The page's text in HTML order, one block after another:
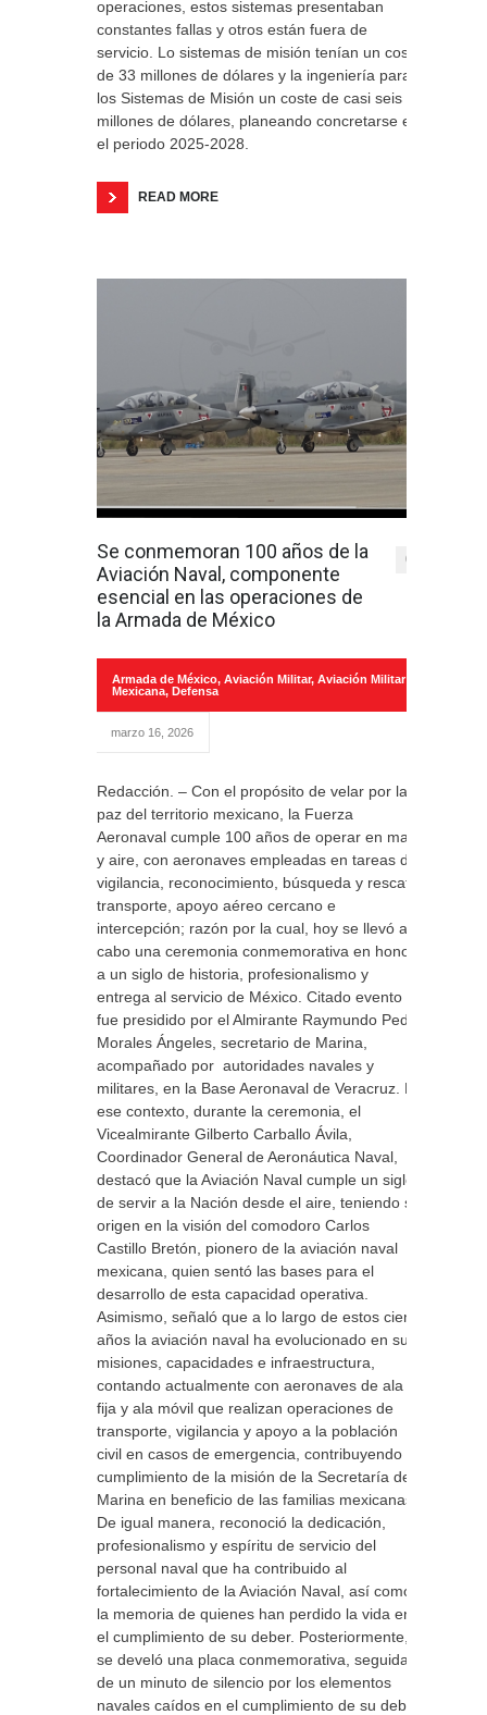
operaciones, estos sistemas presentaban
constantes fallas y otros están fuera de
servicio. Lo sistemas de misión tenían un costo
de 33 millones de dólares y la ingeniería para
los Sistemas de Misión un coste de casi seis
millones de dólares, planeando concretarse en
el periodo 2025-2028.
READ MORE
Se conmemoran 100 años de la
Aviación Naval, componente
esencial en las operaciones de
la Armada de México
0
Armada de México, Aviación Militar, Aviación Militar
Mexicana, Defensa
marzo 16, 2026
Redacción. – Con el propósito de velar por la
paz del territorio mexicano, la Fuerza
Aeronaval cumple 100 años de operar en mar
y aire, con aeronaves empleadas en tareas de
vigilancia, reconocimiento, búsqueda y rescate,
transporte, apoyo aéreo cercano e
intercepción; razón por la cual, hoy se llevó a
cabo una ceremonia conmemorativa en honor
a un siglo de historia, profesionalismo y
entrega al servicio de México. Citado evento
fue presidido por el Almirante Raymundo Pedro
Morales Ángeles, secretario de Marina,
acompañado por autoridades navales y
militares, en la Base Aeronaval de Veracruz. En
ese contexto, durante la ceremonia, el
Vicealmirante Gilberto Carballo Ávila,
Coordinador General de Aeronáutica Naval,
destacó que la Aviación Naval cumple un siglo
de servir a la Nación desde el aire, teniendo su
origen en la visión del comodoro Carlos
Castillo Bretón, pionero de la aviación naval
mexicana, quien sentó las bases para el
desarrollo de esta capacidad operativa.
Asimismo, señaló que a lo largo de estos cien
años la aviación naval ha evolucionado en sus
misiones, capacidades e infraestructura,
contando actualmente con aeronaves de ala
fija y ala móvil que realizan operaciones de
transporte, vigilancia y apoyo a la población
civil en casos de emergencia, contribuyendo al
cumplimiento de la misión de la Secretaría de
Marina en beneficio de las familias mexicanas.
De igual manera, reconoció la dedicación,
profesionalismo y espíritu de servicio del
personal naval que ha contribuido al
fortalecimiento de la Aviación Naval, así como
la memoria de quienes han perdido la vida en
el cumplimiento de su deber. Posteriormente,
se develó una placa conmemorativa, seguida
de un minuto de silencio por los elementos
navales caídos en el cumplimiento de su deber